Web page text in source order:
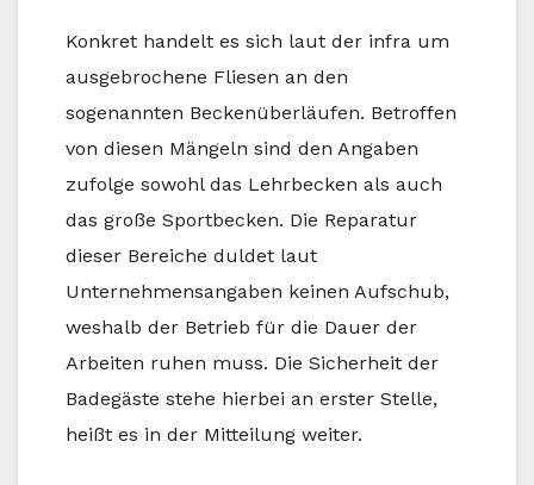
Konkret handelt es sich laut der infra um
ausgebrochene Fliesen an den
sogenannten Beckenüberläufen. Betroffen
von diesen Mängeln sind den Angaben
zufolge sowohl das Lehrbecken als auch
das große Sportbecken. Die Reparatur
dieser Bereiche duldet laut
Unternehmensangaben keinen Aufschub,
weshalb der Betrieb für die Dauer der
Arbeiten ruhen muss. Die Sicherheit der
Badegäste stehe hierbei an erster Stelle,
heißt es in der Mitteilung weiter.